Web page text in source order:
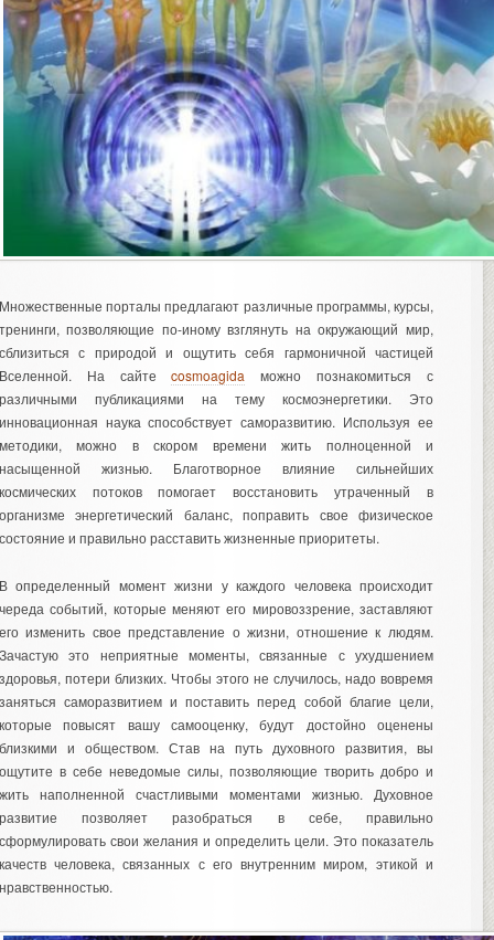
порталы предлагают различные программы, курсы,
позволяющие по-иному взглянуть на окружающий мир,
с природой и ощутить себя гармоничной частицей
На сайтеcosmoagida можно познакомиться с
публикациями на тему космоэнергетики. Это
наука способствует саморазвитию. Используя ее
можно в скором времени жить полноценной и
жизнью. Благотворное влияние сильнейших
потоков помогает восстановить утраченный в
энергетический баланс, поправить свое физическое
и правильно расставить жизненные приоритеты.
определенный момент жизни у каждого человека происходит
событий, которые меняют его мировоззрение, заставляют
изменить свое представление о жизни, отношение к людям.
это неприятные моменты, связанные с ухудшением
потери близких. Чтобы этого не случилось, надо вовремя
саморазвитием и поставить перед собой благие цели,
повысят вашу самооценку, будут достойно оценены
и обществом. Став на путь духовного развития, вы
в себе неведомые силы, позволяющие творить добро и
наполненной счастливыми моментами жизнью. Духовное
позволяет разобраться в себе, правильно
свои желания и определить цели. Это показатель
человека, связанных с его внутренним миром, этикой и